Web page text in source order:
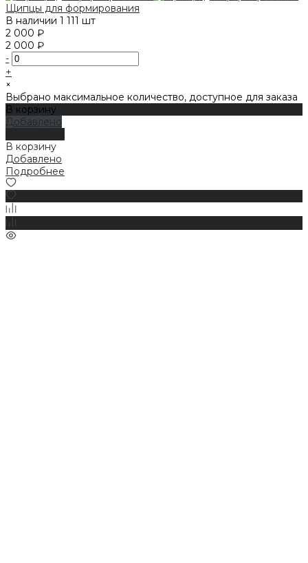
Щипцы для формирования
В наличии 1 111 шт
2 000 ₽
2 000 ₽
-
+
×
Выбрано максимальное количество, доступное для заказа
В корзину
Добавлено
В корзину
Добавлено
Подробнее